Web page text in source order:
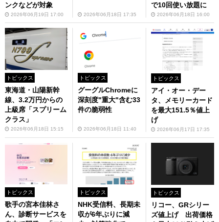
ンクなどが対象
2026年06月19日 17:00 2026年06月18日 17:35
で10回使い放題に
2026年06月18日 16:00
トピックス
東海道・山陽新幹
線、3.2万円からの
上級席「スプリーム
クラス」
2026年06月18日 15:15
トピックス
グーグルChromeに
深刻度"重大"含む33
件の脆弱性
2026年06月18日 11:40
トピックス
アイ・オー・デー
タ、メモリーカード
を最大151.5％値上
げ
2026年06月17日 17:35
トピックス
歌手の宮本佳林さ
ん、診断サービスを
トピックス
NHK受信料、長期未
収が6年ぶりに減
トピックス
リコー、GRシリー
ズ値上げ 出荷価格